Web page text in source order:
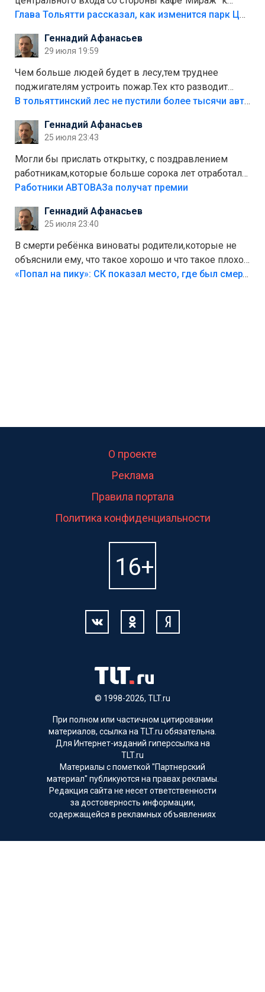
аттракционам слабо доделать?А то бордюры
лежала в парке и испортилась.Да еще,видимо,часть
украли.
Глава Тольятти рассказал, как изменится парк Центрального района
Геннадий Афанасьев
29 июля 19:59
Чем больше людей будет в лесу,тем труднее
поджигателям устроить пожар.Тех кто разводит
костры,тех надо безбожно штрафовать.Камер полно
Штрафы мизерные.
В тольяттинский лес не пустили более тысячи автомобилей
Геннадий Афанасьев
25 июля 23:43
Могли бы прислать открытку, с поздравлением
работникам,которые больше сорока лет отработали
на предприятии.
Работники АВТОВАЗа получат премии
Геннадий Афанасьев
25 июля 23:40
В смерти ребёнка виноваты родители,которые не
объяснили ему, что такое хорошо и что такое плохо!
Лезть через такой забор,верх безумия,есть же
«Попал на пику»: СК показал место, где был смертельно травмирован ребенок в Тольятти
© 1998-2026, TLT.ru
О проекте
Реклама
Правила портала
Политика конфиденциальности
При полном или частичном цитировании
материалов, ссылка на TLT.ru обязательна.
Для Интернет-изданий гиперссылка на
TLT.ru
Материалы с пометкой "Партнерский
материал" публикуются на правах рекламы.
Редакция сайта не несет ответственности
за достоверность информации,
содержащейся в рекламных объявлениях